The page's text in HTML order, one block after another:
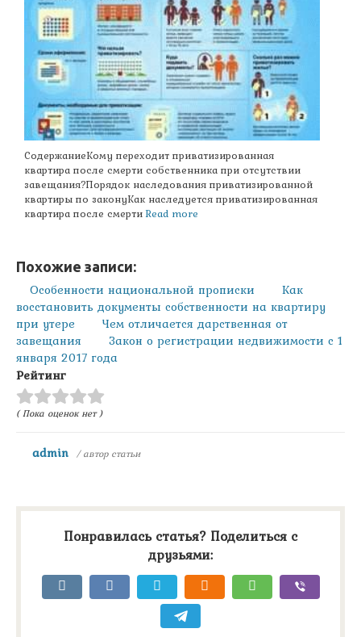
СодержаниеКому переходит приватизированная
квартира после смерти собственника при отсутствии
завещания?Порядок наследования приватизированной
квартиры по законуКак наследуется приватизированная
квартира после смертиRead more
Похожие записи:
Особенности национальной прописки
Как
восстановить документы собственности на квартиру
при утере
Чем отличается дарственная от
завещания
Закон о регистрации недвижимости с 1
января 2017 года
Рейтинг
( Пока оценок нет )
admin / автор статьи
Понравилась статья? Поделиться с
друзьями: